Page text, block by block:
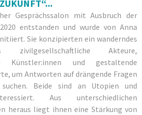
Gesprächssalon mit Ausbruch der
entstanden und wurde von Anna
Sie konzipierten ein wanderndes
zivilgesellschaftliche Akteure,
Künstler:innen und gestaltende
um Antworten auf drängende Fragen
Beide sind an Utopien und
Aus unterschiedlichen
heraus liegt ihnen eine Stärkung von